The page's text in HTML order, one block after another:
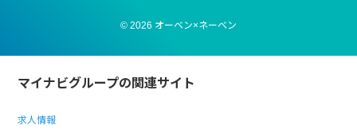
© 2026 オーベン×ネーベン
マイナビグループの関連サイト
求人情報